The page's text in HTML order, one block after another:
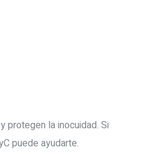
protegen la inocuidad. Si
puede ayudarte.